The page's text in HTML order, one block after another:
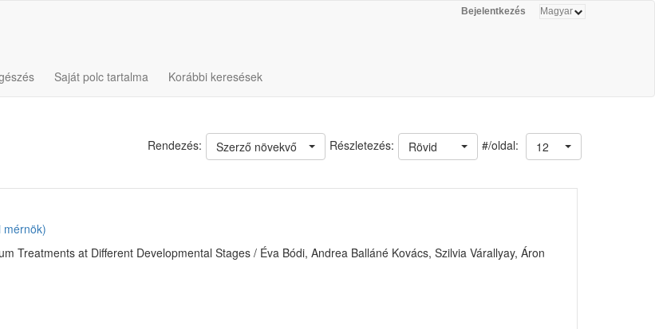
Bejelentkezés
Saját polc tartalma Korábbi keresések
#/oldal: 12
Rövid
Részletezés:
Rendezés: Szerző növekvő
mérnök)
Treatments at Different Developmental Stages / Éva Bódi, Andrea Balláné Kovács, Szilvia Várallyay, Áron